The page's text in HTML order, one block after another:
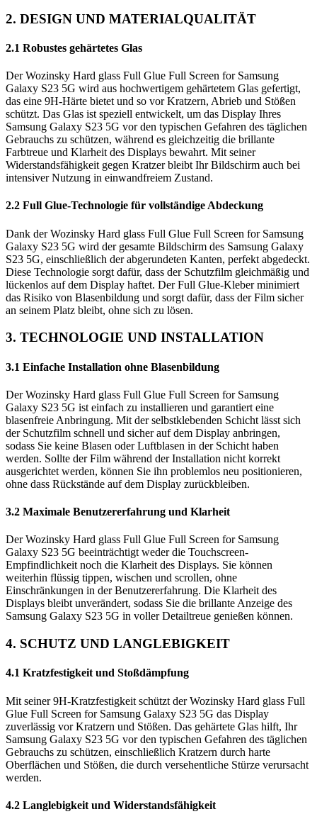
2. DESIGN UND MATERIALQUALITÄT
2.1 Robustes gehärtetes Glas
Der Wozinsky Hard glass Full Glue Full Screen for Samsung
Galaxy S23 5G wird aus hochwertigem gehärtetem Glas gefertigt,
das eine 9H-Härte bietet und so vor Kratzern, Abrieb und Stößen
schützt. Das Glas ist speziell entwickelt, um das Display Ihres
Samsung Galaxy S23 5G vor den typischen Gefahren des täglichen
Gebrauchs zu schützen, während es gleichzeitig die brillante
Farbtreue und Klarheit des Displays bewahrt. Mit seiner
Widerstandsfähigkeit gegen Kratzer bleibt Ihr Bildschirm auch bei
intensiver Nutzung in einwandfreiem Zustand.
2.2 Full Glue-Technologie für vollständige Abdeckung
Dank der Wozinsky Hard glass Full Glue Full Screen for Samsung
Galaxy S23 5G wird der gesamte Bildschirm des Samsung Galaxy
S23 5G, einschließlich der abgerundeten Kanten, perfekt abgedeckt.
Diese Technologie sorgt dafür, dass der Schutzfilm gleichmäßig und
lückenlos auf dem Display haftet. Der Full Glue-Kleber minimiert
das Risiko von Blasenbildung und sorgt dafür, dass der Film sicher
an seinem Platz bleibt, ohne sich zu lösen.
3. TECHNOLOGIE UND INSTALLATION
3.1 Einfache Installation ohne Blasenbildung
Der Wozinsky Hard glass Full Glue Full Screen for Samsung
Galaxy S23 5G ist einfach zu installieren und garantiert eine
blasenfreie Anbringung. Mit der selbstklebenden Schicht lässt sich
der Schutzfilm schnell und sicher auf dem Display anbringen,
sodass Sie keine Blasen oder Luftblasen in der Schicht haben
werden. Sollte der Film während der Installation nicht korrekt
ausgerichtet werden, können Sie ihn problemlos neu positionieren,
ohne dass Rückstände auf dem Display zurückbleiben.
3.2 Maximale Benutzererfahrung und Klarheit
Der Wozinsky Hard glass Full Glue Full Screen for Samsung
Galaxy S23 5G beeinträchtigt weder die Touchscreen-
Empfindlichkeit noch die Klarheit des Displays. Sie können
weiterhin flüssig tippen, wischen und scrollen, ohne
Einschränkungen in der Benutzererfahrung. Die Klarheit des
Displays bleibt unverändert, sodass Sie die brillante Anzeige des
Samsung Galaxy S23 5G in voller Detailtreue genießen können.
4. SCHUTZ UND LANGLEBIGKEIT
4.1 Kratzfestigkeit und Stoßdämpfung
Mit seiner 9H-Kratzfestigkeit schützt der Wozinsky Hard glass Full
Glue Full Screen for Samsung Galaxy S23 5G das Display
zuverlässig vor Kratzern und Stößen. Das gehärtete Glas hilft, Ihr
Samsung Galaxy S23 5G vor den typischen Gefahren des täglichen
Gebrauchs zu schützen, einschließlich Kratzern durch harte
Oberflächen und Stößen, die durch versehentliche Stürze verursacht
werden.
4.2 Langlebigkeit und Widerstandsfähigkeit